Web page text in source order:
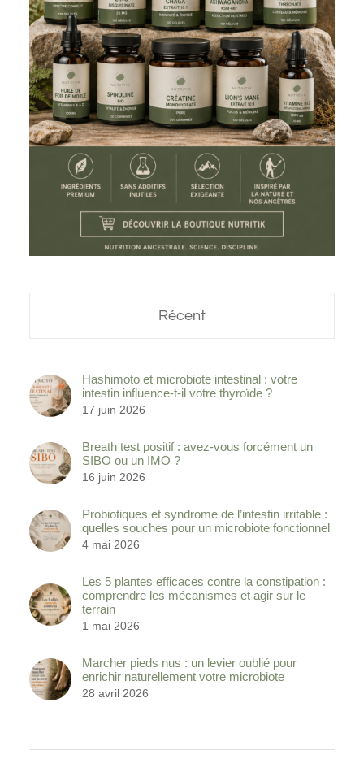
Récent
Hashimoto et microbiote intestinal : votre
intestin influence-t-il votre thyroïde ?
17 juin 2026
Breath test positif : avez-vous forcément un
SIBO ou un IMO ?
16 juin 2026
Probiotiques et syndrome de l’intestin irritable :
quelles souches pour un microbiote fonctionnel
4 mai 2026
Les 5 plantes efficaces contre la constipation :
comprendre les mécanismes et agir sur le
terrain
1 mai 2026
Marcher pieds nus : un levier oublié pour
enrichir naturellement votre microbiote
28 avril 2026